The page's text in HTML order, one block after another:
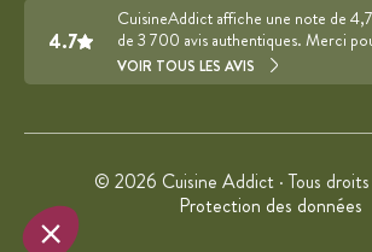
4.7
CuisineAddict affiche une note de
de 3 700 avis authentiques. Merci
VOIR TOUS LES AVIS
© 2026 Cuisine Addict · Tous droits
Protection des données